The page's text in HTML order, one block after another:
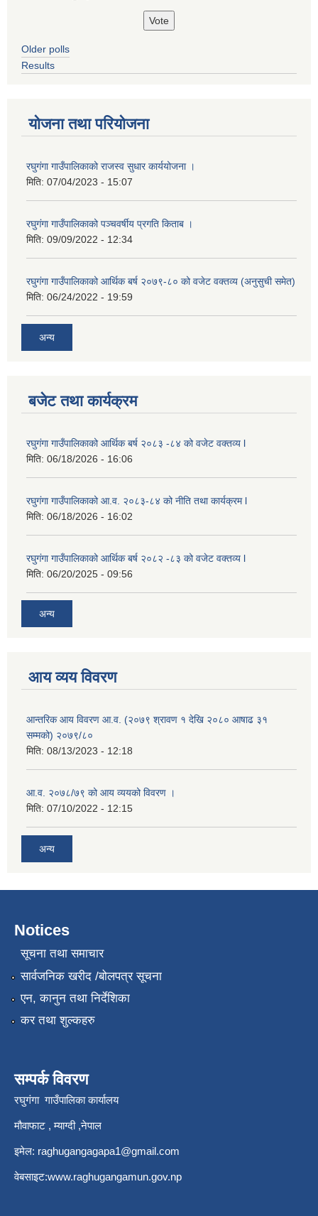
Older polls
Results
योजना तथा परियोजना
रघुगंगा गाउँपालिकाको राजस्व सुधार कार्ययोजना ।
मिति: 07/04/2023 - 15:07
रघुगंगा गाउँपालिकाको पञ्चवर्षीय प्रगति किताब ।
मिति: 09/09/2022 - 12:34
रघुगंगा गाउँपालिकाको आर्थिक बर्ष २०७९-८० को वजेट वक्तव्य (अनुसुची समेत)
मिति: 06/24/2022 - 19:59
अन्य
बजेट तथा कार्यक्रम
रघुगंगा गाउँपालिकाको आर्थिक बर्ष २०८३ -८४ को वजेट वक्तव्य l
मिति: 06/18/2026 - 16:06
रघुगंगा गाउँपालिकाको आ.व. २०८३-८४ को नीति तथा कार्यक्रम l
मिति: 06/18/2026 - 16:02
रघुगंगा गाउँपालिकाको आर्थिक बर्ष २०८२ -८३ को वजेट वक्तव्य l
मिति: 06/20/2025 - 09:56
अन्य
आय व्यय विवरण
आन्तरिक आय विवरण आ.व. (२०७९ श्रावण १ देखि २०८० आषाढ ३१
सम्मको) २०७९/८०
मिति: 08/13/2023 - 12:18
आ.व. २०७८/७९ को आय व्ययको विवरण ।
मिति: 07/10/2022 - 12:15
अन्य
Notices
सूचना तथा समाचार
सार्वजनिक खरीद /बोलपत्र सूचना
एन, कानुन तथा निर्देशिका
कर तथा शुल्कहरु
सम्पर्क विवरण
रघुगंगा गाउँपालिका कार्यालय
मौवाफाट , म्याग्दी ,नेपाल
इमेल: raghugangagapa1@gmail.com
वेबसाइट:www.raghugangamun.gov.np